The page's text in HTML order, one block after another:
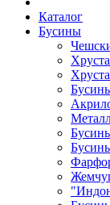
Каталог
Бусины